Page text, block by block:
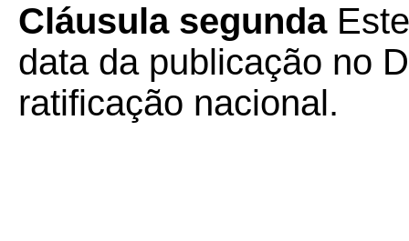
Cláusula segunda
data da publicação no
ratificação nacional.